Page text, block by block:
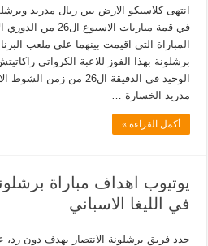
انتهى كلاسيكو الارض بين ريال مدريد
في قمة مباريات
المباراة التي اقيمت بينهما على ملعب
برشلونة بهذا الفوز للاعبة الكرواتي
الوحيد في الدقيقة ال26 من
مدريد الخسارة …
أكمل القراءة »
في الليغا الاسباني
جدد فريق برشلونة الانتصار بهدف دون رد،